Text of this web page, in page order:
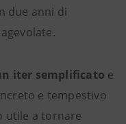
due anni di
iter semplificato e
e tempestivo
utile a tornare